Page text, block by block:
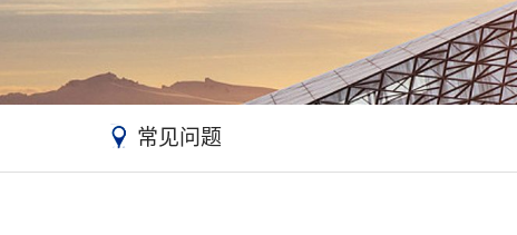
常见问题